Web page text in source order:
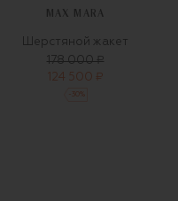
MAX MARA
Шерстяной жакет
178 000 ₽
124 500 ₽
%